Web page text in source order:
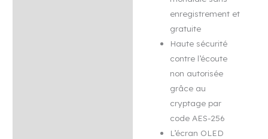
enregistrement et
gratuite
Haute sécurité
contre l’écoute
non autorisée
grâce au
cryptage par
code AES-256
L’écran OLED